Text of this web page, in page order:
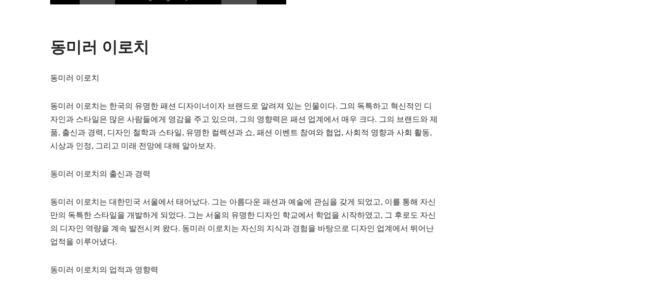
동미러 이로치
동미러 이로치
동미러 이로치는 한국의 유명한 패션 디자이너이자 브랜드로 알려져 있는 인물이다. 그의 독특하고 혁신적인 디
자인과 스타일은 많은 사람들에게 영감을 주고 있으며, 그의 영향력은 패션 업계에서 매우 크다. 그의 브랜드와 제
품, 출신과 경력, 디자인 철학과 스타일, 유명한 컬렉션과 쇼, 패션 이벤트 참여와 협업, 사회적 영향과 사회 활동,
시상과 인정, 그리고 미래 전망에 대해 알아보자.
동미러 이로치의 출신과 경력
동미러 이로치는 대한민국 서울에서 태어났다. 그는 아름다운 패션과 예술에 관심을 갖게 되었고, 이를 통해 자신
만의 독특한 스타일을 개발하게 되었다. 그는 서울의 유명한 디자인 학교에서 학업을 시작하였고, 그 후로도 자신
의 디자인 역량을 계속 발전시켜 왔다. 동미러 이로치는 자신의 지식과 경험을 바탕으로 디자인 업계에서 뛰어난
업적을 이루어냈다.
동미러 이로치의 업적과 영향력